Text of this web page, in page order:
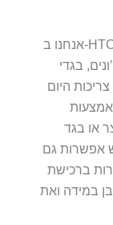
אנחנו ב-HTO מוכרים בגדי נשים הכי חדשים ובסטייל
בגדי
או בגד
אפשרות גם
ברכישת
במידה ואת